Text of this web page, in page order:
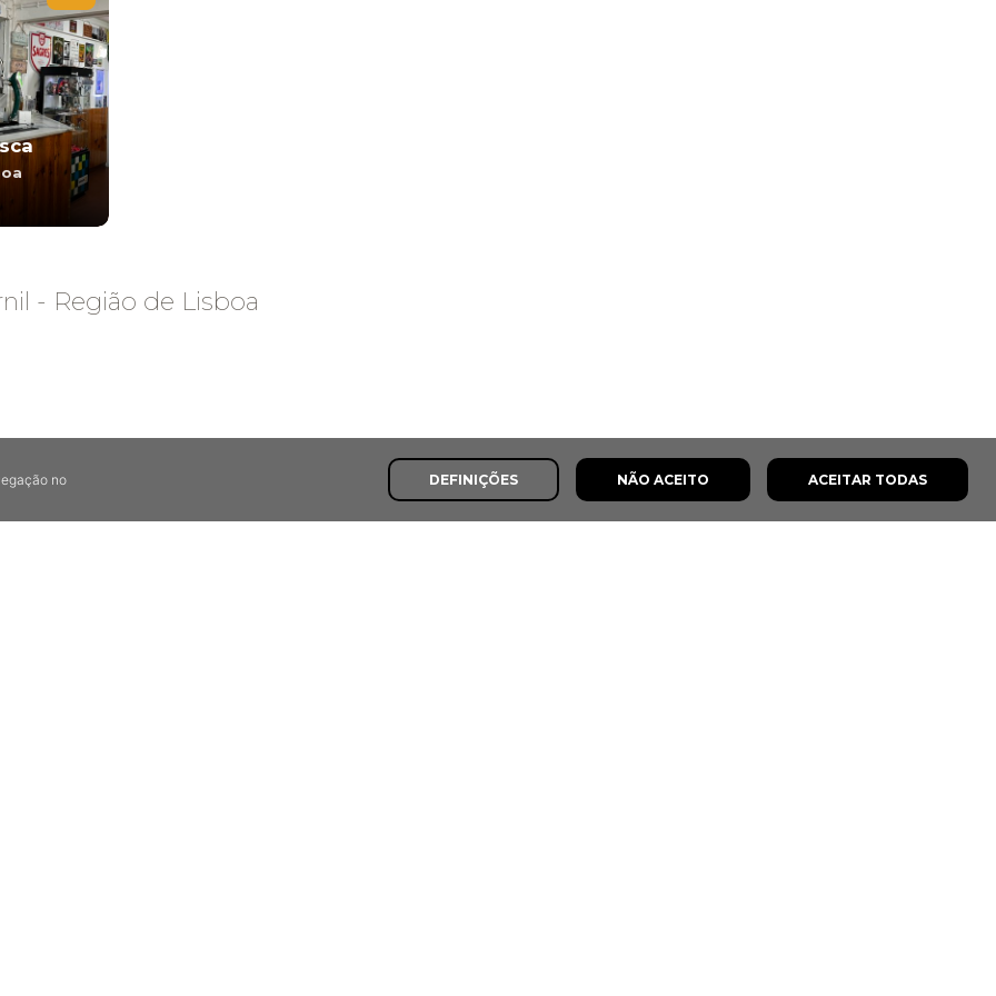
- Região de Lisboa
no
DEFINIÇÕES NÃO ACEITO ACEITAR TODAS